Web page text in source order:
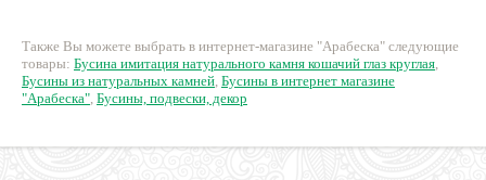
Также Вы можете выбрать в интернет-магазине "Арабеска" следующие
товары: Бусина имитация натурального камня кошачий глаз круглая,
Бусины из натуральных камней, Бусины в интернет магазине
"Арабеска", Бусины, подвески, декор